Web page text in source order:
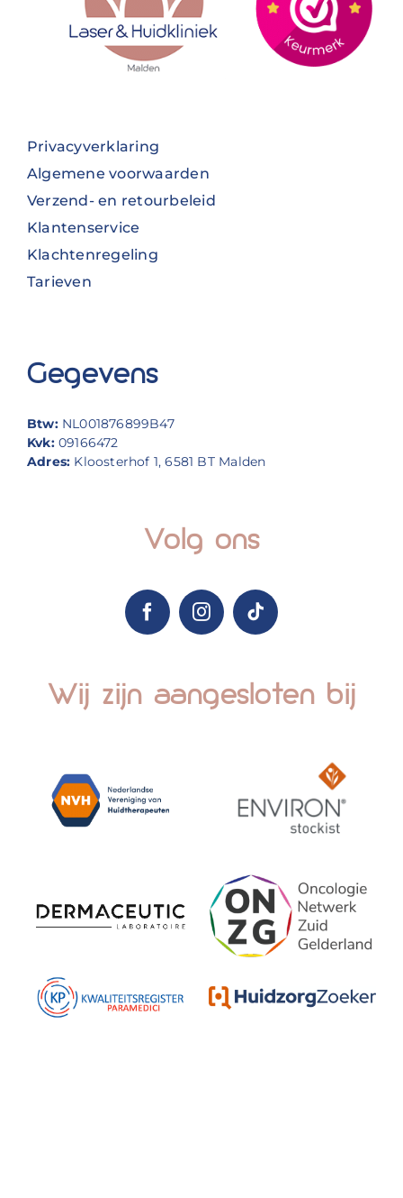
Privacyverklaring
Algemene voorwaarden
Verzend- en retourbeleid
Klantenservice
Klachtenregeling
Tarieven
Gegevens
Btw: NL001876899B47
Kvk:09166472
Adres: Kloosterhof 1, 6581 BT Malden
Volg ons
Wij zijn aangesloten bij